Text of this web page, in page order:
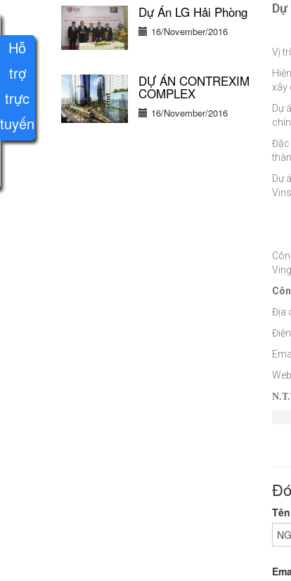
Dự Án LG Hải Phòng
16/November/2016
DỰ ÁN CONTREXIM
COMPLEX
16/November/2016
Vị
xây
Dự
Đặc
Dự
Địa
Tên
Hỗ
trợ
trực
tuyến